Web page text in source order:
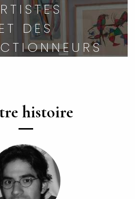
DES
histoire